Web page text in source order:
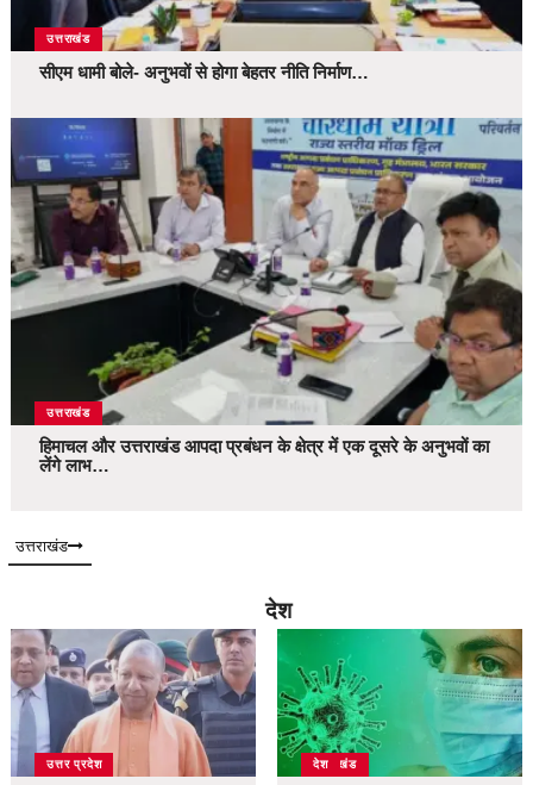
उत्तराखंड
सीएम धामी बोले- अनुभवों से होगा बेहतर नीति निर्माण…
उत्तराखंड
हिमाचल और उत्तराखंड आपदा प्रबंधन के क्षेत्र में एक दूसरे के अनुभवों का
लेंगे लाभ…
उत्तराखंड
देश
उत्तर प्रदेश उत्तराखंड
देश